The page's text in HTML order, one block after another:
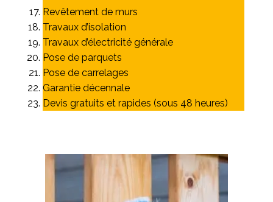
Revêtement de murs
Travaux d’isolation
Travaux d’électricité générale
Pose de parquets
Pose de carrelages
Garantie décennale
Devis gratuits et rapides (sous 48 heures)